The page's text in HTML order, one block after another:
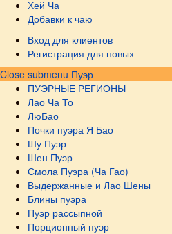
Хей Ча
Добавки к чаю
Вход для клиентов
Регистрация для новых
Close submenu Пуэр
ПУЭРНЫЕ РЕГИОНЫ
Лао Ча То
ЛюБао
Почки пуэра Я Бао
Шу Пуэр
Шен Пуэр
Смола Пуэра (Ча Гао)
Выдержанные и Лао Шены
Блины пуэра
Пуэр рассыпной
Порционный пуэр